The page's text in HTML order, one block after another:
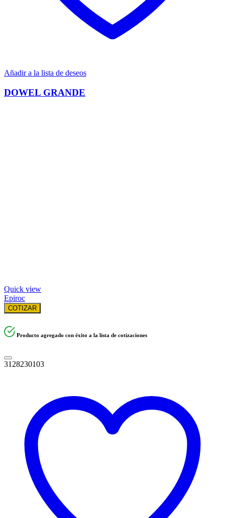
Añadir a la lista de deseos
DOWEL GRANDE
Quick view
Epiroc
COTIZAR
Producto agregado con éxito a la lista de cotizaciones
3128230103